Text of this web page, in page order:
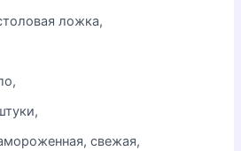
ложка,
свежая,